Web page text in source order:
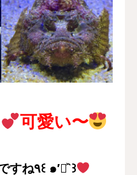
可愛い〜
本当に別嬪さんですね٩꒰ ๑′◡͐`꒱